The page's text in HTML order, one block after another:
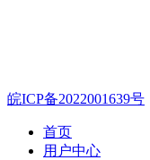
皖ICP备2022001639号
首页
用户中心